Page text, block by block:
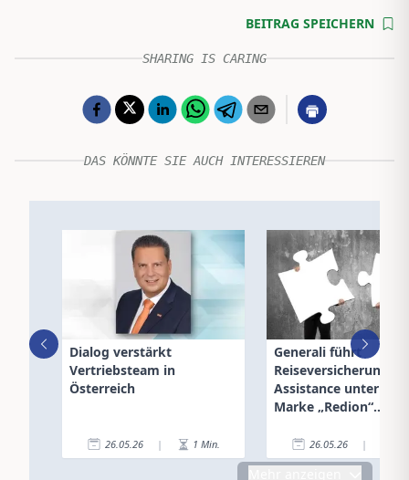
BEITRAG SPEICHERN
SHARING IS CARING
DAS KÖNNTE SIE AUCH INTERESSIEREN
Dialog verstärkt
Vertriebsteam in
Österreich
26.05.26 | 1 Min.
Generali führt
Reiseversicherung
Assistance unter
Marke „Redion“
26.05.26 |